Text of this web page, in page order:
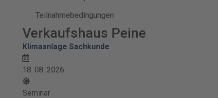
Teilnahmebedingungen
Verkaufshaus Peine
Klimaanlage Sachkunde
18. 08. 2026
Seminar